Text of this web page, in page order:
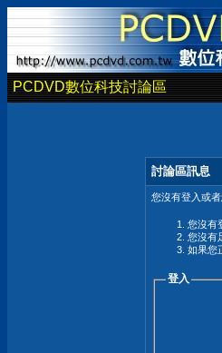
PCDVD數位科技討論區
討論區訊息
您沒有登入或
您沒有
您沒有
如果您
登入